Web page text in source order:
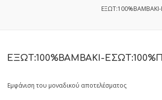
ΕΞΩΤ:100%ΒΑΜΒΑΚΙ-
Εμφάνιση του μοναδικού αποτελέσματος